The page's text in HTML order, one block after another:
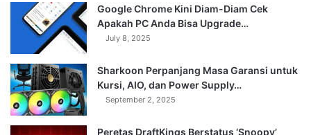
Google Chrome Kini Diam-Diam Cek
Apakah PC Anda Bisa Upgrade…
July 8, 2025
Sharkoon Perpanjang Masa Garansi untuk
Kursi, AIO, dan Power Supply…
September 2, 2025
Peretas DraftKings Berstatus ‘Snoopy’